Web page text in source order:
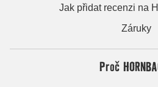
Jak přidat recenzi na
Záruky
Proč